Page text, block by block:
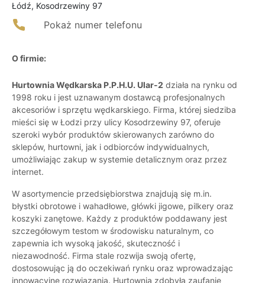
Łódź, Kosodrzewiny 97
Pokaż numer telefonu
O firmie:
Hurtownia Wędkarska P.P.H.U. Ular-2 działa na rynku od
1998 roku i jest uznawanym dostawcą profesjonalnych
akcesoriów i sprzętu wędkarskiego. Firma, której siedziba
mieści się w Łodzi przy ulicy Kosodrzewiny 97, oferuje
szeroki wybór produktów skierowanych zarówno do
sklepów, hurtowni, jak i odbiorców indywidualnych,
umożliwiając zakup w systemie detalicznym oraz przez
internet.
W asortymencie przedsiębiorstwa znajdują się m.in.
błystki obrotowe i wahadłowe, główki jigowe, pilkery oraz
koszyki zanętowe. Każdy z produktów poddawany jest
szczegółowym testom w środowisku naturalnym, co
zapewnia ich wysoką jakość, skuteczność i
niezawodność. Firma stale rozwija swoją ofertę,
dostosowując ją do oczekiwań rynku oraz wprowadzając
innowacyjne rozwiązania. Hurtownia zdobyła zaufanie